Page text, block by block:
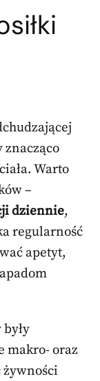
Warto
–
dziennie,
regularność
apetyt,
makro- oraz